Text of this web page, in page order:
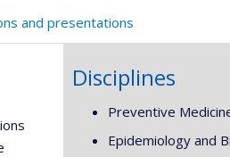
and presentations
Disciplines
Preventive
Epidemiology and